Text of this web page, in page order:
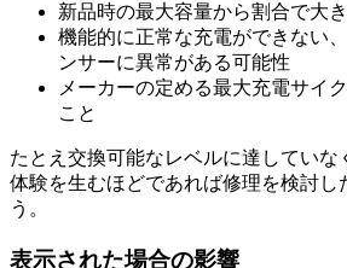
新品時の最大容量から割合で大
機能的に正常な充電ができない
ンサーに異常がある可能性
メーカーの定める最大充電サイ
こと
たとえ交換可能なレベルに達していな
体験を生むほどであれば修理を検討し
う。
表示された場合の影響